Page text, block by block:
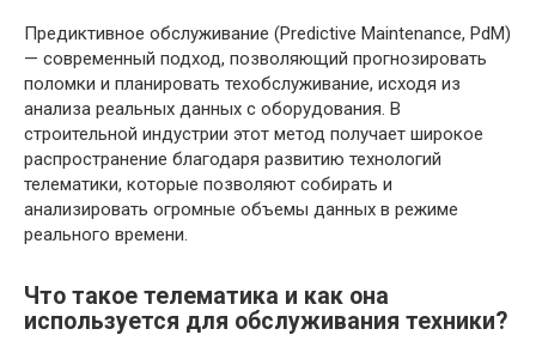
Предиктивное обслуживание (Predictive Maintenance, PdM)
— современный подход, позволяющий прогнозировать
поломки и планировать техобслуживание, исходя из
анализа реальных данных с оборудования. В
строительной индустрии этот метод получает широкое
распространение благодаря развитию технологий
телематики, которые позволяют собирать и
анализировать огромные объемы данных в режиме
реального времени.
Что такое телематика и как она
используется для обслуживания техники?